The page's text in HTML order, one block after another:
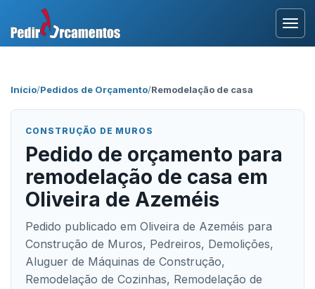
Início/Pedidos de Orçamento/Remodelação de casa
CONSTRUÇÃO DE MUROS
Pedido de orçamento para
remodelação de casa em
Oliveira de Azeméis
Pedido publicado em Oliveira de Azeméis para
Construção de Muros, Pedreiros, Demolições,
Aluguer de Máquinas de Construção,
Remodelação de Cozinhas, Remodelação de
Área Profissional
Como Funciona?
Testemunhos